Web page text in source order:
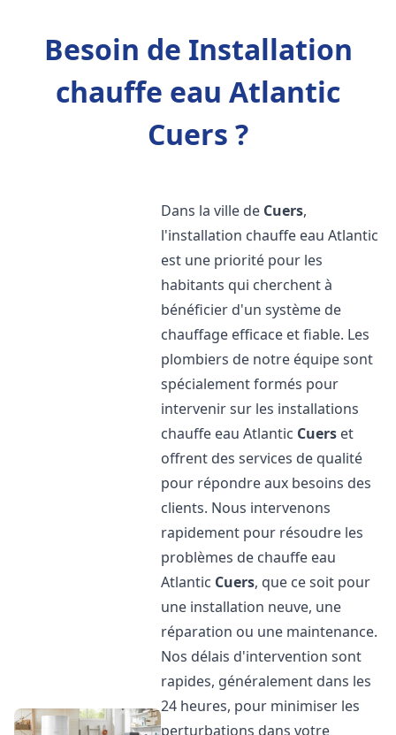
Besoin de Installation
chauffe eau Atlantic
Cuers ?
Dans la ville de Cuers,
l'installation chauffe eau Atlantic
est une priorité pour les
habitants qui cherchent à
bénéficier d'un système de
chauffage efficace et fiable. Les
plombiers de notre équipe sont
spécialement formés pour
intervenir sur les installations
chauffe eau Atlantic Cuers et
offrent des services de qualité
pour répondre aux besoins des
clients. Nous intervenons
rapidement pour résoudre les
problèmes de chauffe eau
Atlantic Cuers, que ce soit pour
une installation neuve, une
réparation ou une maintenance.
Nos délais d'intervention sont
rapides, généralement dans les
24 heures, pour minimiser les
perturbations dans votre